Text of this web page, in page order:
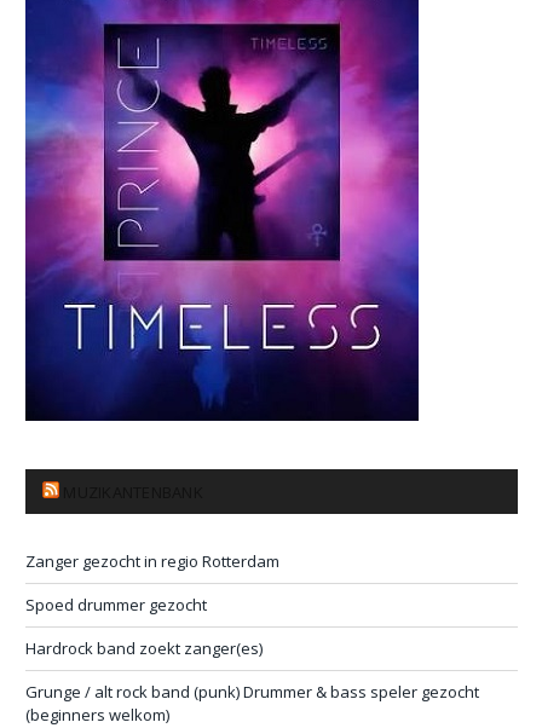
Zanger gezocht in regio Rotterdam
Spoed drummer gezocht
Hardrock band zoekt zanger(es)
Grunge / alt rock band (punk) Drummer & bass speler gezocht
(beginners welkom)